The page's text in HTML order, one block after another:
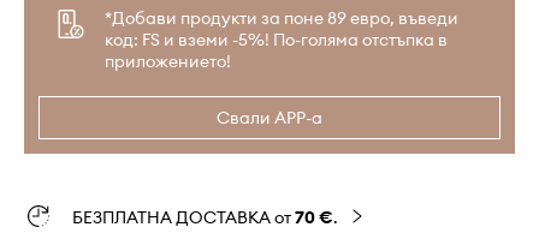
*Добави продукти за поне 89 евро, въведи
код: FS и вземи -5%! По-голяма отстъпка в
приложението!
Свали APP-а
БЕЗПЛАТНА ДОСТАВКА от70 €.